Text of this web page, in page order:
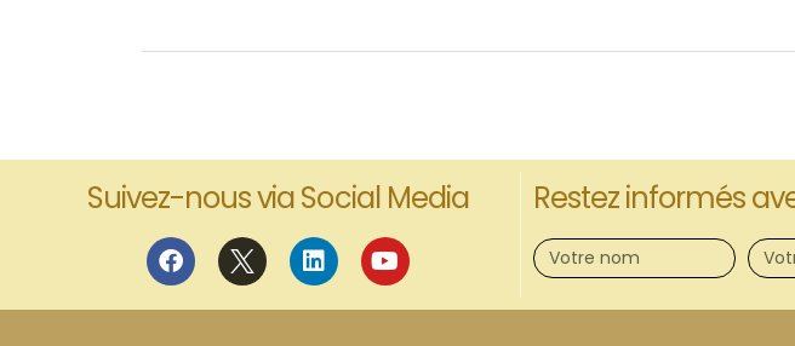
Suivez-nous via Social Media Restez informés